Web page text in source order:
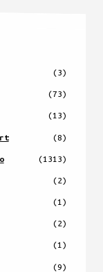
(3)
(73)
(13)
(8)
(1313)
(2)
(1)
(2)
(1)
(9)